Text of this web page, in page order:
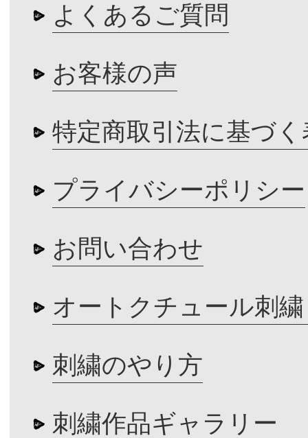
よくあるご質問
お客様の声
特定商取引法に基づく
プライバシーポリシー
お問い合わせ
オートクチュール刺
刺繍のやり方
刺繍作品ギャラリー